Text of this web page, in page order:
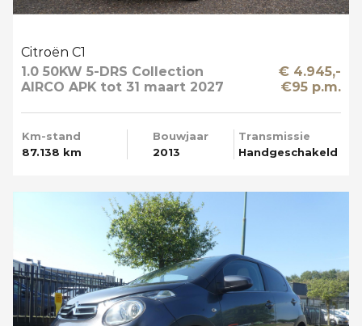
Citroën C1
1.0 50KW 5-DRS Collection
AIRCO APK tot 31 maart 2027
€ 4.945,-
€95 p.m.
Km-stand
87.138 km
Bouwjaar
2013
Transmissie
Handgeschakeld